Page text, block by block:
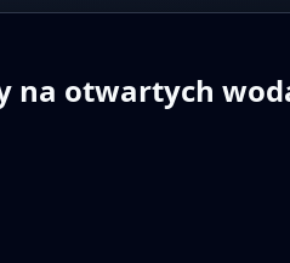
na otwartych